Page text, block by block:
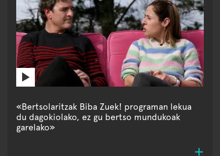
«Bertsolaritzak Biba Zuek! programan lekua
du dagokiolako, ez gu bertso mundukoak
garelako»